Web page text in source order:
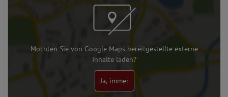
Möchten Sie von Google Maps bereitgestellte externe
Inhalte laden?
Ja, immer